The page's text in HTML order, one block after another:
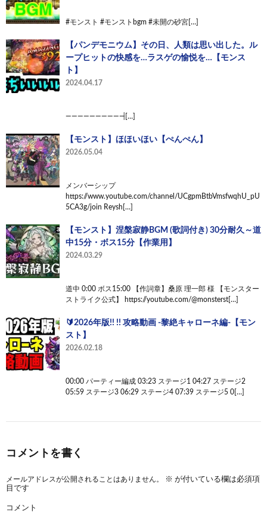
#モンスト #モンストbgm #未開の砂宮[…]
【パンデモニウム】その日、人類は思い出した。ル
ープヒットの快感を…ラスゲの愉悦を…【モンス
ト】
2024.04.17
——————————̵[…]
【モンスト】ほほいほい【ぺんぺん】
2026.05.04
メンバーシップ
https://www.youtube.com/channel/UCgpmBtbVmsfwqhU_pU
5CA3g/join Reysh[…]
【モンスト】涅槃寂静BGM (歌詞付き) 30分耐久～道
中15分・ボス15分【作業用】
2024.03.29
道中 0:00 ボス15:00 【作詞章】桑原 理一郎 様 【モンスター
ストライク公式】 https://youtube.com/@monsterst[…]
🔰2026年版!! !! 攻略動画 -黎絶キャローネ編-【モン
スト】
2026.02.18
00:00 パーティー編成 03:23 ステージ1 04:27 ステージ2
05:59 ステージ3 06:29 ステージ4 07:39 ステージ5 0[…]
コメントを書く
メールアドレスが公開されることはありません。 ※ が付いている欄は必須項
目です
コメント